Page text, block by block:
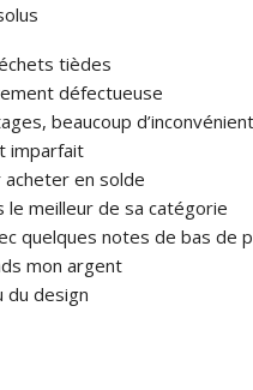
tièdes
défectueuse
beaucoup
imparfait
en solde
le meilleur de sa catégorie
quelques notes de bas de
mon argent
du design